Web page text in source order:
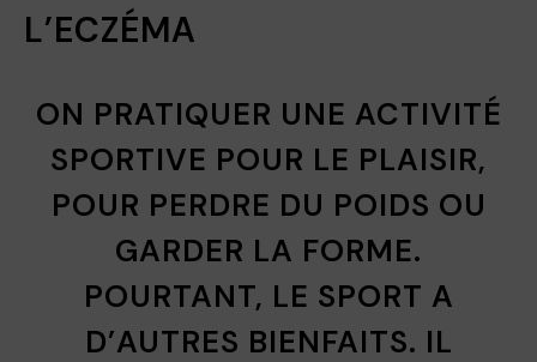
L’ECZÉMA
ON PRATIQUER UNE ACTIVITÉ
SPORTIVE POUR LE PLAISIR,
POUR PERDRE DU POIDS OU
GARDER LA FORME.
POURTANT, LE SPORT A
D’AUTRES BIENFAITS. IL